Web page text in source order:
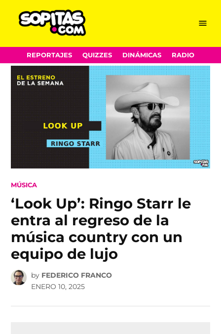
Skip
to
content
Menu
REPORTAJES QUIZZES DINÁMICAS RADIO
POSTED
MÚSICA
‘Look Up’: Ringo Starr le
entra al regreso de la
música country con un
equipo de lujo
by FEDERICO FRANCO
ENERO 10, 2025